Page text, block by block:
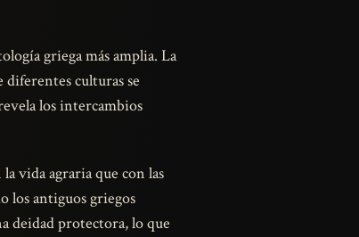
griega más amplia. La
culturas se
los intercambios
vida agraria que con las
los antiguos griegos
deidad protectora, lo que